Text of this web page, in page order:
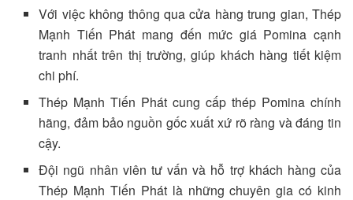
Với việc không thông qua cửa hàng trung gian, Thép
Mạnh Tiến Phát mang đến mức giá Pomina cạnh
tranh nhất trên thị trường, giúp khách hàng tiết kiệm
chi phí.
Thép Mạnh Tiến Phát cung cấp thép Pomina chính
hãng, đảm bảo nguồn gốc xuất xứ rõ ràng và đáng tin
cậy.
Đội ngũ nhân viên tư vấn và hỗ trợ khách hàng của
Thép Mạnh Tiến Phát là những chuyên gia có kinh